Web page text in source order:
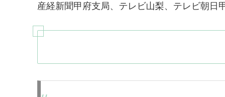
産経新聞甲府支局、テレビ山梨、テレビ朝日